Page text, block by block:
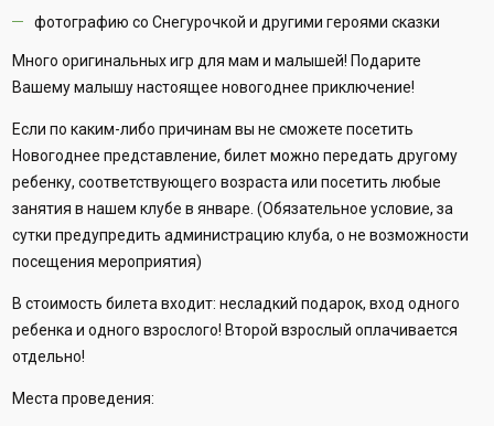
фотографию со Снегурочкой и другими героями сказки
Много оригинальных игр для мам и малышей! Подарите
Вашему малышу настоящее новогоднее приключение!
Если по каким-либо причинам вы не сможете посетить
Новогоднее представление, билет можно передать другому
ребенку, соответствующего возраста или посетить любые
занятия в нашем клубе в январе. (Обязательное условие, за
сутки предупредить администрацию клуба, о не возможности
посещения мероприятия)
В стоимость билета входит: несладкий подарок, вход одного
ребенка и одного взрослого! Второй взрослый оплачивается
отдельно!
Места проведения: